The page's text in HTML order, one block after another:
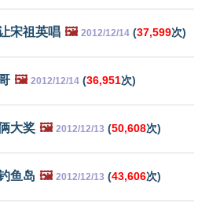
宋祖英唱 🖼️ 2012/12/14 (37,599次)
🖼️ 2012/12/14 (36,951次)
大奖 🖼️ 2012/12/13 (50,608次)
鱼岛 🖼️ 2012/12/13 (43,606次)